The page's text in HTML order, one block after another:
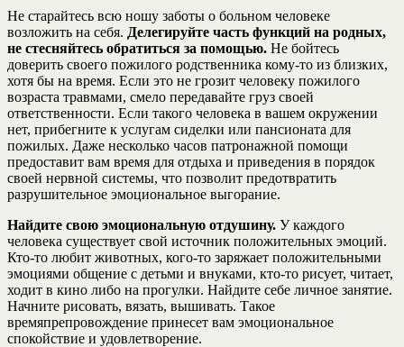
Не старайтесь всю ношу заботы о больном человеке
возложить на себя. Делегируйте часть функций на родных,
не стесняйтесь обратиться за помощью. Не бойтесь
доверить своего пожилого родственника кому-то из близких,
хотя бы на время. Если это не грозит человеку пожилого
возраста травмами, смело передавайте груз своей
ответственности. Если такого человека в вашем окружении
нет, прибегните к услугам сиделки или пансионата для
пожилых. Даже несколько часов патронажной помощи
предоставит вам время для отдыха и приведения в порядок
своей нервной системы, что позволит предотвратить
разрушительное эмоциональное выгорание.
Найдите свою эмоциональную отдушину. У каждого
человека существует свой источник положительных эмоций.
Кто-то любит животных, кого-то заряжает положительными
эмоциями общение с детьми и внуками, кто-то рисует, читает,
ходит в кино либо на прогулки. Найдите себе личное занятие.
Начните рисовать, вязать, вышивать. Такое
времяпрепровождение принесет вам эмоциональное
спокойствие и удовлетворение.